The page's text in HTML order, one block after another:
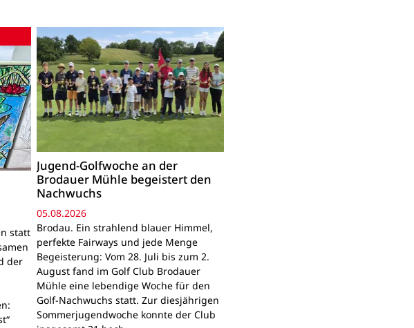
statt
der
Jugend-Golfwoche an der
Brodauer Mühle begeistert den
Nachwuchs
05.08.2026
Brodau. Ein strahlend blauer Himmel,
perfekte Fairways und jede Menge
Begeisterung: Vom 28. Juli bis zum 2.
August fand im Golf Club Brodauer
Mühle eine lebendige Woche für den
Golf-Nachwuchs statt. Zur diesjährigen
Sommerjugendwoche konnte der Club